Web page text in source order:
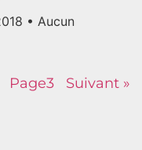
Aucun
Page3 Suivant »